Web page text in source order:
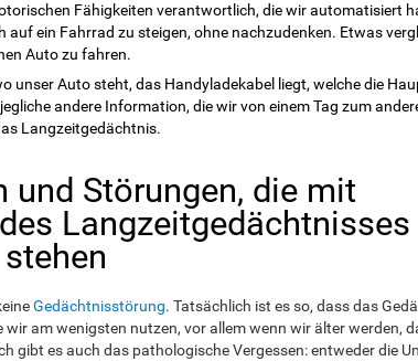
Fähigkeiten verantwortlich, die wir automatisiert
auf ein Fahrrad zu steigen, ohne nachzudenken. Etwas
Auto zu fahren.
unser Auto steht, das Handyladekabel liegt, welche die
andere Information, die wir von einem Tag zum
Langzeitgedächtnis.
und Störungen, die mit
Langzeitgedächtnisses
Gedächtnisstörung. Tatsächlich ist es so, dass das
am wenigsten nutzen, vor allem wenn wir älter werden,
gibt es auch das pathologische Vergessen: entweder die